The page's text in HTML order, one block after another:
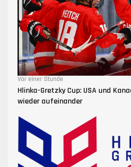
Vor einer Stunde
Hlinka-Gretzky Cup: USA und
wieder aufeinander